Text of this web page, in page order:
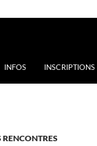
INFOS INSCRIPTIONS
RENCONTRES